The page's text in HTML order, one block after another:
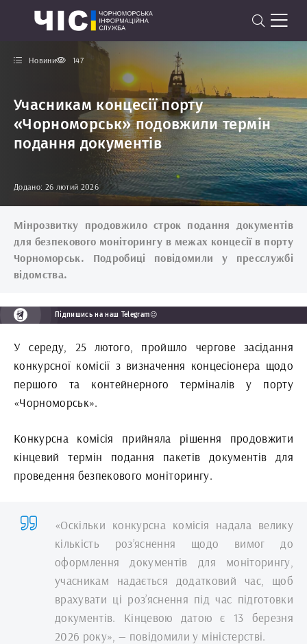
Новини 147
Учасникам концесії порту
«Чорноморськ» подовжили термін
подання документів
Додано: 26 лютий 2026
Мінрозвитку продовжило строк подання документів
для безпекового моніторингу в межах концесії в порту
Чорноморськ. Подробиці повідомили у пресслужбі
відомства.
Підпишись на наш Telegram😉
У середу, 25 лютого, пройшло чергове засідання
конкурсної комісії з визначення концесіонера щодо
першого та контейнерного терміналів у порту
«Чорноморськ».
Конкурсна комісія прийняла рішення продовжити
кінцевий термін подання пакетів документів для
проведення безпекового моніторингу.
«Оскільки конкурсна комісія надала велику
кількість роз’яснення щодо вимог до
оформлення документів для моніторингу,
учасникам надається додатковий час, щоб
врахувати ці роз’яснення під час підготовки
документів. Кінцевою датою є 13 березня
2026 року», — повідомили у міністерстві.